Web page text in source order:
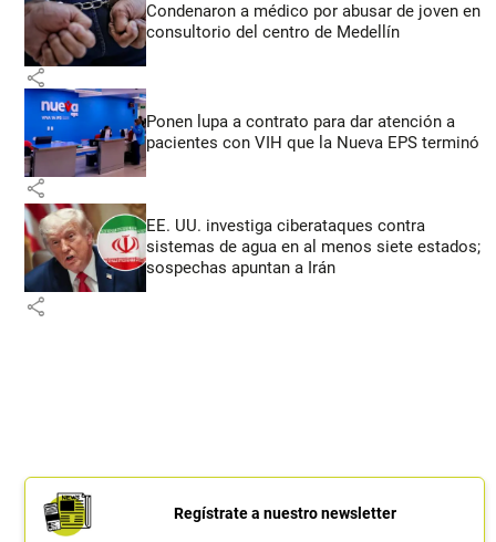
Condenaron a médico por abusar de joven en
consultorio del centro de Medellín
share
Ponen lupa a contrato para dar atención a
pacientes con VIH que la Nueva EPS terminó
share
EE. UU. investiga ciberataques contra
sistemas de agua en al menos siete estados;
sospechas apuntan a Irán
share
Regístrate a nuestro newsletter